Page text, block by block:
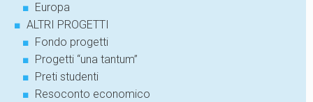
■ Europa
■ ALTRI PROGETTI
■ Fondo progetti
■ Progetti “una tantum”
■ Preti studenti
■ Resoconto economico